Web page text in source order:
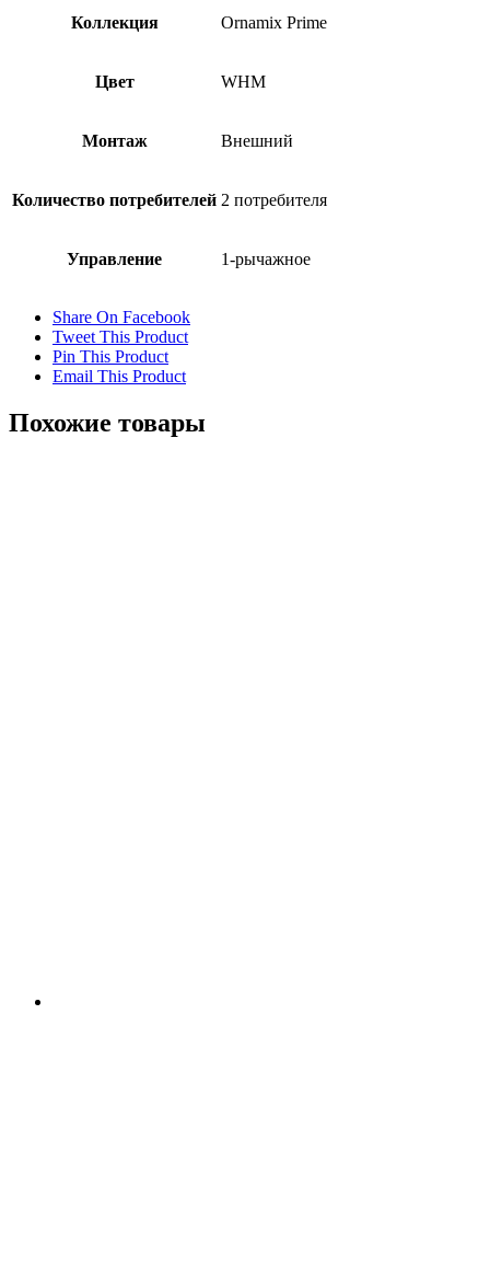
Коллекция Ornamix Prime
Цвет WHM
Монтаж Внешний
Количество потребителей 2 потребителя
Управление 1-рычажное
Share On Facebook
Tweet This Product
Pin This Product
Email This Product
Похожие товары